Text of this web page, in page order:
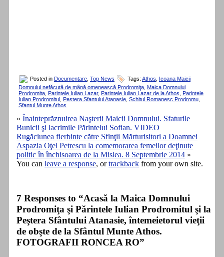
Posted in Documentare Top News Tags: Athos
Icoana Maicii
Domnului nefăcută de mână omenească Prodromiţa Maica Domnului
Prodromita
Parintele Iulian Lazar, Parintele Iulian Lazar de la Athos
Parintele
Iulian Prodromitul
Pestera Sfantului Atanasie Schitul Romanesc Prodromu
Sfantul Munte Athos
« Înainteprăznuirea Naşterii Maicii Domnului. Sfaturile
Bunicii şi lacrimile Părintelui Sofian. VIDEO
Rugăciunea fierbinte către Sfinţii Mărturisitori a Doamnei
Aspazia Oţel Petrescu la comemorarea femeilor deţinute
politic în închisoarea de la Mislea. 8 Septembrie 2014 »
You can leave a response, ortrackback from your own site.
7 Responses to “Acasă la Maica Domnului
Prodromiţa şi Părintele Iulian Prodromitul şi la
Peştera Sfântului Atanasie, întemeietorul vieţii
de obşte de la Sfântul Munte Athos.
FOTOGRAFII RONCEA RO”